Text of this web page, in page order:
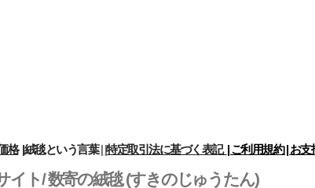
イト/ 数寄の絨毯 (すきのじゅうたん)
格|絨毯という言葉||特定取引法に基づく表記 | ご利用規約 |お支